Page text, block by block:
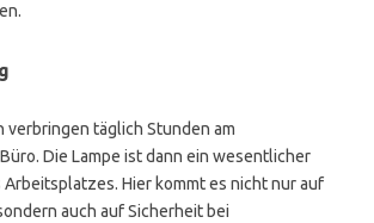
verbringen täglich Stunden am
Die Lampe ist dann ein wesentlicher
Hier kommt es nicht nur auf
auch auf Sicherheit bei